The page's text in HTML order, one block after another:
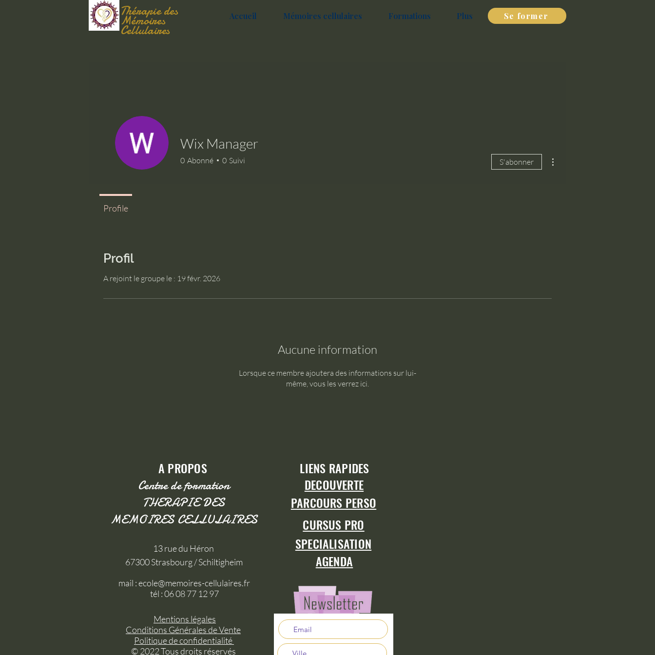
Thérapie des
Mémoires
Cellulaires
Accueil Mémoires cellulaires Formations Plus Se former
Profil
A rejoint le groupe le : 19 févr. 2026
Aucune information
Lorsque ce membre ajoutera des informations sur lui-
même, vous les verrez ici.
Wix Manager
0 Abonné 0 Suivi S'abonner
Profile
A PROPOS LIENS RAPIDES
Centre de formation
THERAPIE DES
MEMOIRES CELLULAIRES
DECOUVERTE
PARCOURS PERSO
CURSUS PRO
13 rue du Héron
67300 Strasbourg / Schiltigheim
SPECIALISATION
AGENDA
mail :ecole@memoires-cellulaires.fr
tél : 06 08 77 12 97
Mentions légales
Conditions Générales de Vente
Politique de confidentialité
© 2022 Tous droits réservés